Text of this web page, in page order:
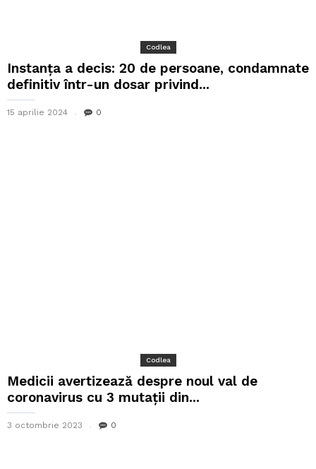
Codlea
Instanța a decis: 20 de persoane, condamnate
definitiv într-un dosar privind...
15 aprilie 2024 0
Codlea
Medicii avertizează despre noul val de
coronavirus cu 3 mutații din...
3 octombrie 2023 0